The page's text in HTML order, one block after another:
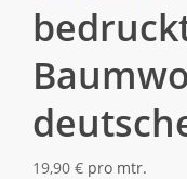
19,90 € pro mtr.